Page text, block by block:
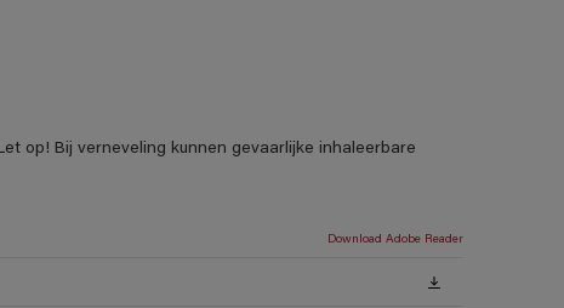
op! Bij verneveling kunnen gevaarlijke inhaleerbare
Download Adobe Reader